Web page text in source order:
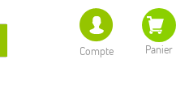
Compte Panier